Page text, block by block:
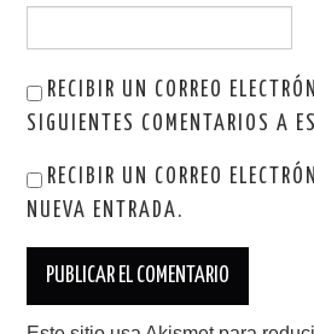
RECIBIR UN CORREO
SIGUIENTES COMENTARIOS A
RECIBIR UN CORREO
NUEVA ENTRADA.